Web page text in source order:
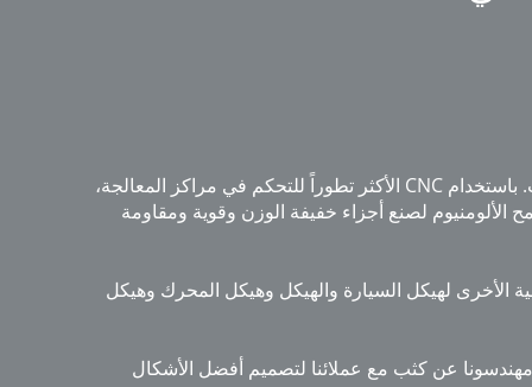
توفر الشركة المصنعة لتكنولوجيا الألمنيوم لتصنيع السيارات حلولًا عالية الدقة للمتطلبات الصعبة لصناعة السيارات في مجال الآلات. باستخدام CNC الأكثر تطوراً للتحكم في مراكز المعالجة،
الألومنيوم لصنع أجزاء خفيفة الوزن وقوية ومقاومة
الأخرى لهيكل السيارة والهيكل وهيكل المحرك وهيكل
مهندسونا عن كثب مع عملائنا لتصميم أفضل الأشكال